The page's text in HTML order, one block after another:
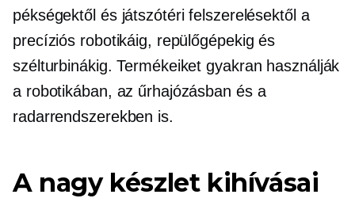
pékségektől és játszótéri felszerelésektől a
precíziós robotikáig, repülőgépekig és
szélturbinákig. Termékeiket gyakran használják
a robotikában, az űrhajózásban és a
radarrendszerekben is.
A nagy készlet kihívásai